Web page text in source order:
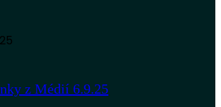
z Médií 6.9.25